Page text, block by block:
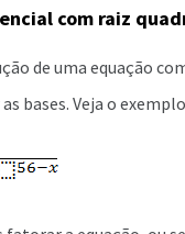
com raiz
de uma equação
bases. Veja o